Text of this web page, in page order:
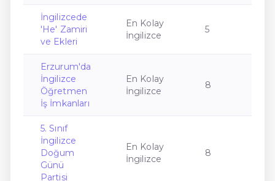
İngilizcede
'He' Zamiri
ve Ekleri
En Kolay
İngilizce
5
Erzurum'da
İngilizce
Öğretmen
İş İmkanları
En Kolay
İngilizce
8
5. Sınıf
İngilizce
Doğum
Günü
Partisi
En Kolay
İngilizce
8